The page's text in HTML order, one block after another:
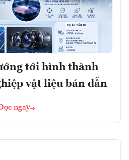
tới hình thành
vật liệu bán dẫn
ngay